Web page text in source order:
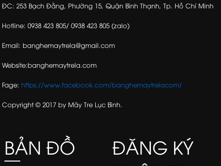
ĐC: 253 Bạch Đằng, Phường 15, Quận Bình Thạnh, Tp. Hồ Chí Minh
Hotline: 0938 423 805/ 0938 423 805 (zalo)
Email: banghemaytrela@gmail.com
Website:banghemaytrela.com
Fage:https://www.facebook.com/banghemaytrelacom/
Copyright © 2017 by Mây Tre Lục Bình.
BẢN ĐỒ
ĐĂNG KÝ